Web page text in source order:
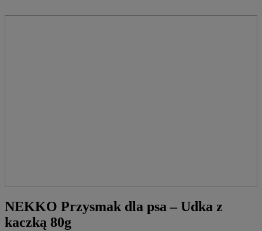
NEKKO Przysmak dla psa – Udka z
kaczką 80g